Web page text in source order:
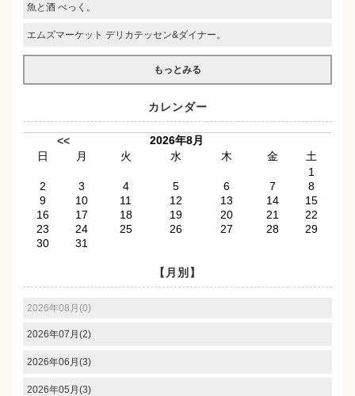
魚と酒 べっく。
エムズマーケット デリカテッセン&ダイナー。
もっとみる
カレンダー
<<
2026年8月
日
月 火 水 木 金
土
1
2
3 4 5 6 7
8
9
10 11 12 13 14
15
16
17 18 19 20 21
22
23
24 25 26 27 28
29
30
31
【月別】
2026年08月(0)
2026年07月(2)
2026年06月(3)
2026年05月(3)